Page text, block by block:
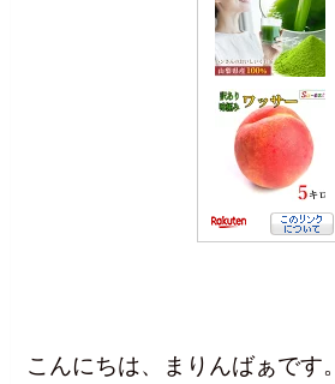
こんにちは、まりんばぁです。